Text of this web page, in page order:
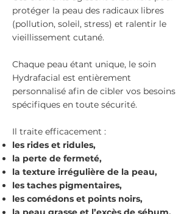
protéger la peau des radicaux libres
(pollution, soleil, stress) et ralentir le
vieillissement cutané.
Chaque peau étant unique, le soin
Hydrafacial est entièrement
personnalisé afin de cibler vos besoins
spécifiques en toute sécurité.
Il traite efficacement :
les rides et ridules,
la perte de fermeté,
la texture irrégulière de la peau,
les taches pigmentaires,
les comédons et points noirs,